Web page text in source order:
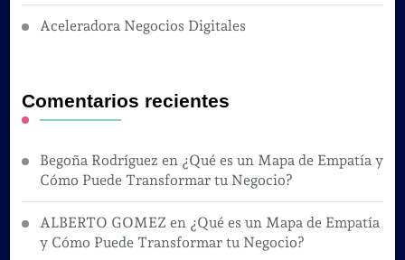
Aceleradora Negocios Digitales
Comentarios recientes
Begoña Rodríguez en ¿Qué es un Mapa de Empatía y
Cómo Puede Transformar tu Negocio?
ALBERTO GOMEZ en ¿Qué es un Mapa de Empatía
y Cómo Puede Transformar tu Negocio?